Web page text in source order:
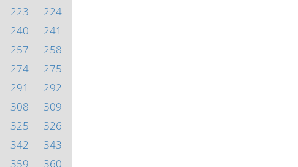
223
224
240
241
257
258
274
275
291
292
308
309
325
326
342
343
359 360